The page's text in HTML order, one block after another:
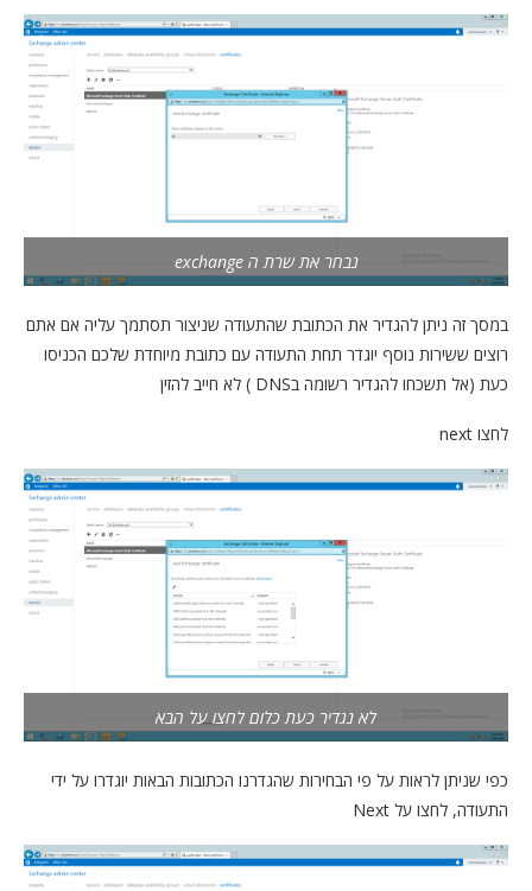
נבחר את שרת ה exchange
במסך זה ניתן להגדיר את הכתובת שהתעודה שניצור תסתמך עליה אם אתם
רוצים ששירות נוסף יוגדר תחת התעודה עם כתובת מיוחדת שלכם הכניסו
כעת (אל תשכחו להגדיר רשומה בDNS ) לא חייב להזין
לחצו next
לא נגדיר כעת כלום לחצו על הבא
כפי שניתן לראות על פי הבחירות שהגדרנו הכתובות הבאות יוגדרו על ידי
התעודה, לחצו על Next